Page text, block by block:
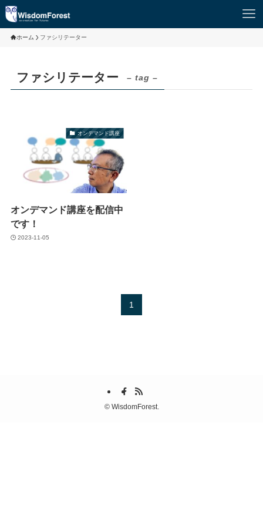
ホーム ファシリテーター
ファシリテーター – tag –
オンデマンド講座
オンデマンド講座を配信中
です！
2023-11-05
1
©WisdomForest.